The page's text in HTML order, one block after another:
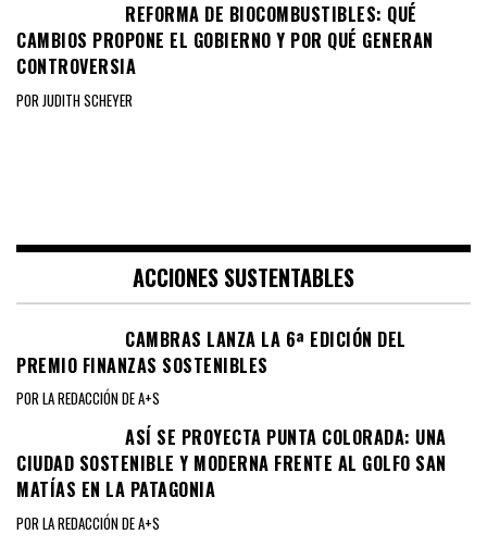
REFORMA DE BIOCOMBUSTIBLES: QUÉ
CAMBIOS PROPONE EL GOBIERNO Y POR QUÉ GENERAN
CONTROVERSIA
POR JUDITH SCHEYER
ACCIONES SUSTENTABLES
CAMBRAS LANZA LA 6ª EDICIÓN DEL
PREMIO FINANZAS SOSTENIBLES
POR LA REDACCIÓN DE A+S
ASÍ SE PROYECTA PUNTA COLORADA: UNA
CIUDAD SOSTENIBLE Y MODERNA FRENTE AL GOLFO SAN
MATÍAS EN LA PATAGONIA
POR LA REDACCIÓN DE A+S